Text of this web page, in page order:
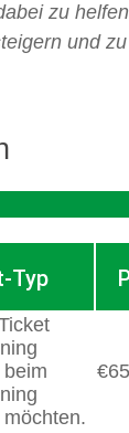
zu
und
Typ